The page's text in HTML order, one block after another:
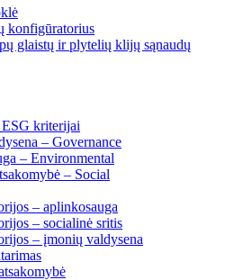
konfigūratorius
glaistų ir plytelių klijų sąnaudų
kriterijai
– Governance
– Environmental
– Social
– aplinkosauga
– socialinė sritis
– įmonių valdysena